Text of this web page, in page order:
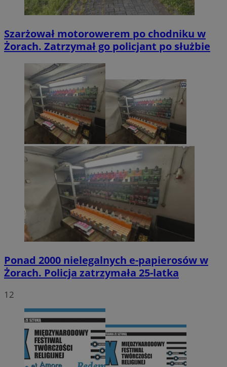
Szarżował motorowerem po chodniku w
Żorach. Zatrzymał go policjant po służbie
Ponad 2000 nielegalnych e-papierosów w
Żorach. Policja zatrzymała 25-latka
12